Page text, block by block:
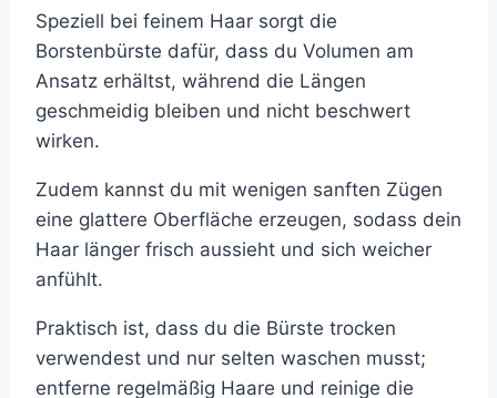
Speziell bei feinem Haar sorgt die
Borstenbürste dafür, dass du Volumen am
Ansatz erhältst, während die Längen
geschmeidig bleiben und nicht beschwert
wirken.
Zudem kannst du mit wenigen sanften Zügen
eine glattere Oberfläche erzeugen, sodass dein
Haar länger frisch aussieht und sich weicher
anfühlt.
Praktisch ist, dass du die Bürste trocken
verwendest und nur selten waschen musst;
entferne regelmäßig Haare und reinige die